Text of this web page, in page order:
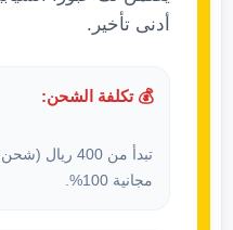
أدنى تأخير.
💰 تكلفة الشحن:
تبدأ من 400
مجانية 100%.